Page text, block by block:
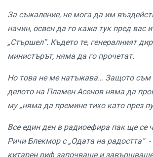
За съжаление, не мога да им
начин, освен да го кажа тук пред вас
„Стършел”. Където те, генералният
министърът, няма да го прочетат.
Но това не ме натъжава… Защото съм
делото на Пламен Асенов няма да
му „няма да премине тихо като през
Все един ден в радиоефира пак ще се
Ричи Блекмор с „Одата на радостта” -
китарен риф започваше и завършваше